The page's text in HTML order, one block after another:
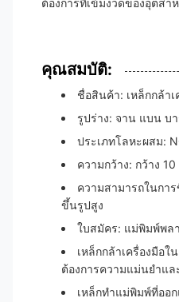
ต้องการที่เข้มงวดของอุตสา
คุณสมบัติ:
ชื่อสินค้า: เหล็กกล้า
รูปร่าง: จาน แบน บ
ประเภทโลหะผสม:
ความกว้าง: กว้าง
ความสามารถในกา
ขึ้นรูปสูง
ใบสมัคร: แม่พิมพ์พล
เหล็กกล้าเครื่องมือ
ต้องการความแม่นยำแ
เหล็กทำแม่พิมพ์ที่ออ